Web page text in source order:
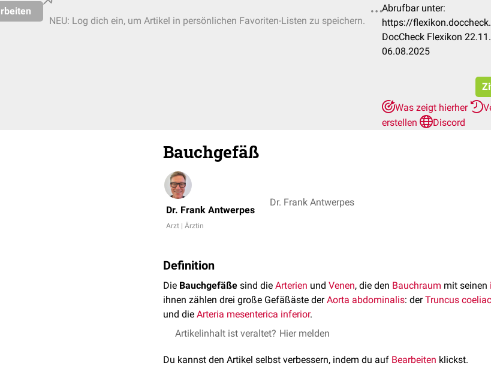
NEU: Log dich ein, um Artikel in persönlichen Favoriten-Listen zu speichern.
Abrufbar unter:
https://
DocCheck Flexikon
06.08.2025
Was zeigt hierher
erstellen
Discord
Bauchgefäß
Dr. Frank Antwerpes
Arzt | Ärztin
Dr. Frank Antwerpes
Definition
Die Bauchgefäße sind die Arterien und Venen, die den Bauchraum mit seinen
ihnen zählen drei große Gefäßäste derAorta abdominalis: derTruncus
und die Arteria mesenterica inferior.
Artikelinhalt ist veraltet? Hier melden
Du kannst den Artikel selbst verbessern, indem du auf Bearbeiten klickst.